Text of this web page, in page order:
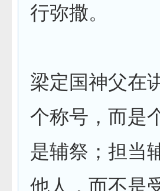
行弥撒。
梁定国神父在
个称号，而是
是辅祭；担当
他人，而不是